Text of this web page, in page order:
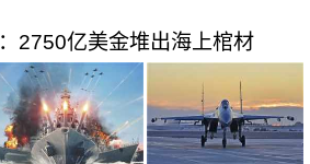
2750亿美金堆出海上棺材